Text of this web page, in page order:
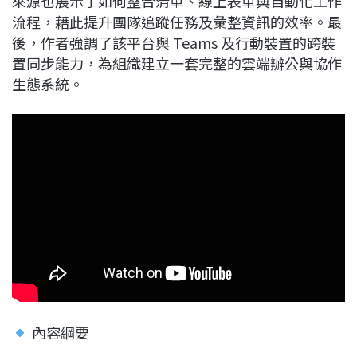
流程，藉此提升團隊追蹤任務及彙整資訊的效率。最
後，作者強調了該平台與 Teams 及行動裝置的跨裝
置同步能力，為組織建立一套完整的雲端辦公與協作
生態系統。
內容綱要